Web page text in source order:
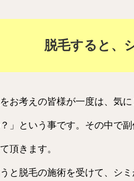
脱毛すると、
お考えの皆様が一度は、気
」という事です。その中で
頂きます。
と脱毛の施術を受けて、シ